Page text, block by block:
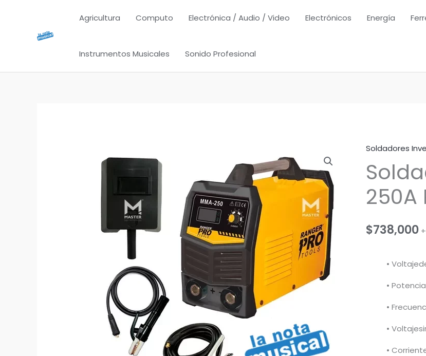
contenido
Agricultura Computo Electrónica / Audio / Video Electrónicos Energía
Instrumentos Musicales Sonido Profesional
Soldadores
250A
$738,000
•
•
•
•
•